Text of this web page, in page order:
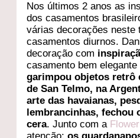
Nos últimos 2 anos as
dos casamentos
várias decorações neste
casamentos diurnos.
decoração com
casamento bem
garimpou objetos retrô
de San Telmo, na
arte das havaianas,
lembrancinhas, fechou
cera. Junto com a